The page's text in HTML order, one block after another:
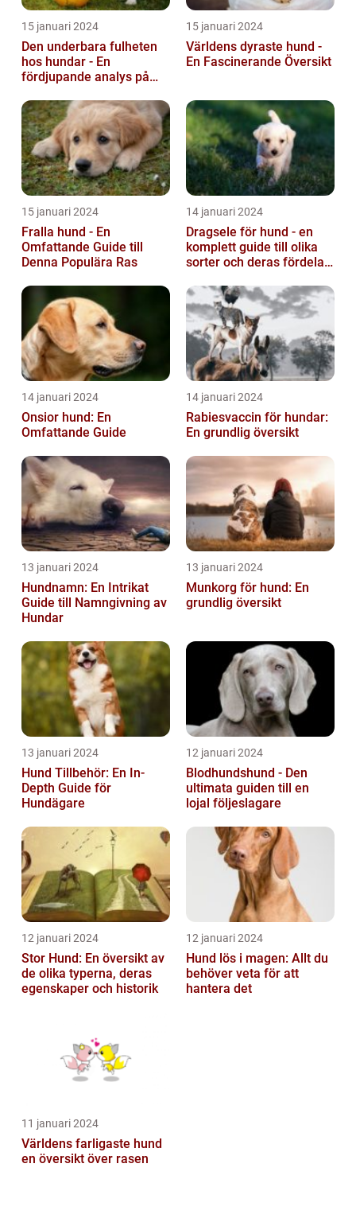
15 januari 2024
Den underbara fulheten
hos hundar - En
fördjupande analys på
15 januari 2024
Världens dyraste hund -
En Fascinerande Översikt
15 januari 2024
Fralla hund - En
Omfattande Guide till
Denna Populära Ras
14 januari 2024
Dragsele för hund - en
komplett guide till olika
sorter och deras fördelar
14 januari 2024
Onsior hund: En
Omfattande Guide
14 januari 2024
Rabiesvaccin för hundar:
En grundlig översikt
13 januari 2024
Hundnamn: En Intrikat
Guide till Namngivning av
Hundar
13 januari 2024
Munkorg för hund: En
grundlig översikt
13 januari 2024
Hund Tillbehör: En In-
Depth Guide för
Hundägare
12 januari 2024
Blodhundshund - Den
ultimata guiden till en
lojal följeslagare
12 januari 2024
Stor Hund: En översikt av
de olika typerna, deras
egenskaper och historik
12 januari 2024
Hund lös i magen: Allt du
behöver veta för att
hantera det
11 januari 2024
Världens farligaste hund
en översikt över rasen